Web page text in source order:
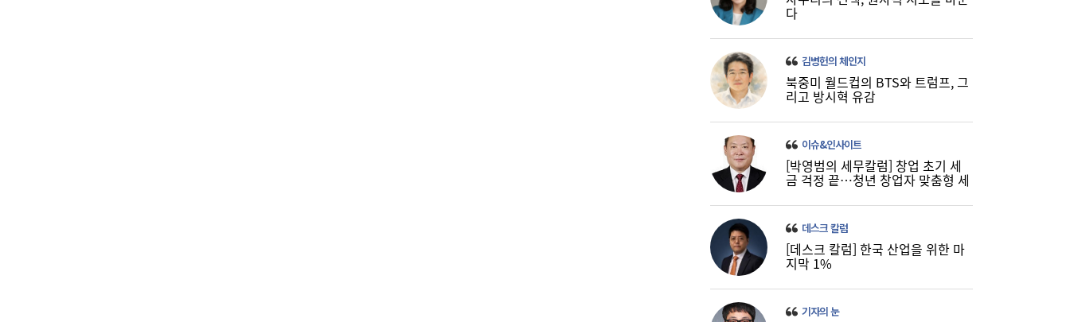
23:44 SK하이닉스, 中 충칭공장 지분 매각 검토
다
김병헌의 체인지
북중미 월드컵의 BTS와 트럼프, 그
리고 방시혁 유감
이슈&인사이트
[박영범의 세무칼럼] 창업 초기 세
금 걱정 끝…청년 창업자 맞춤형 세
데스크 칼럼
[데스크 칼럼] 한국 산업을 위한 마
지막 1%
기자의 눈